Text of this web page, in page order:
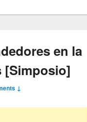
en la
[Simposio]
↓